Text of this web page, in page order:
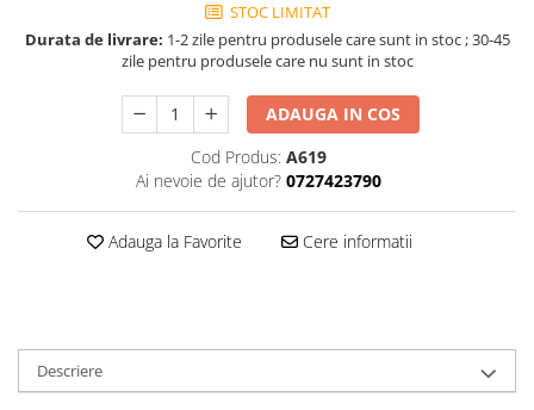
STOC LIMITAT
Durata de livrare: 1-2 zile pentru produsele care sunt in stoc ; 30-45
zile pentru produsele care nu sunt in stoc
ADAUGA IN COS
Cod Produs: A619
Ai nevoie de ajutor? 0727423790
Adauga la Favorite Cere informatii
Descriere